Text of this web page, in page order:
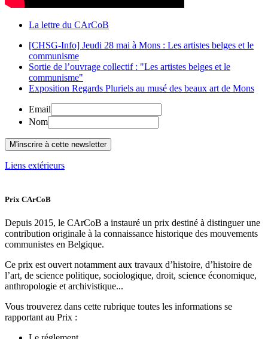
La lettre du CArCoB
[CHSG-Info] Jeudi 28 mai à Mons : Les artistes belges et le
communisme
Sortie de l’ouvrage collectif : "Les artistes belges et le
communisme"
Exposition Regards Pluriels au musé des beaux art de Mons
Email
Nom
Liens extérieurs
Prix CArCoB
Depuis 2015, le CArCoB a instauré un prix destiné à distinguer une
contribution originale à la connaissance historique des mouvements
communistes en Belgique.
Ce prix est ouvert notamment aux travaux d’histoire, d’histoire de
l’art, de science politique, sociologique, droit, science économique,
anthropologie et archivistique...
Vous trouverez dans cette rubrique toutes les informations se
rapportant au Prix :